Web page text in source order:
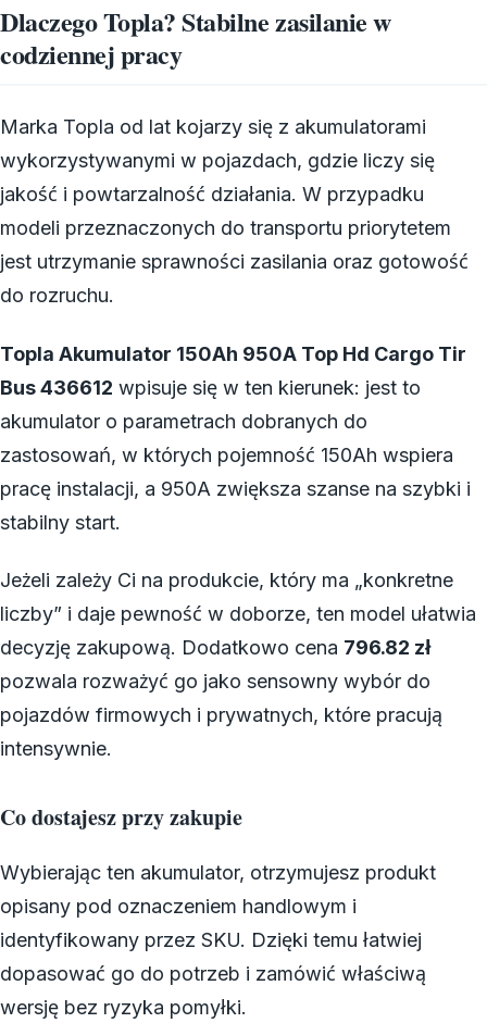
Dlaczego Topla? Stabilne zasilanie w
codziennej pracy
Marka Topla od lat kojarzy się z akumulatorami
wykorzystywanymi w pojazdach, gdzie liczy się
jakość i powtarzalność działania. W przypadku
modeli przeznaczonych do transportu priorytetem
jest utrzymanie sprawności zasilania oraz gotowość
do rozruchu.
Topla Akumulator 150Ah 950A Top Hd Cargo Tir
Bus 436612 wpisuje się w ten kierunek: jest to
akumulator o parametrach dobranych do
zastosowań, w których pojemność 150Ah wspiera
pracę instalacji, a 950A zwiększa szanse na szybki i
stabilny start.
Jeżeli zależy Ci na produkcie, który ma „konkretne
liczby” i daje pewność w doborze, ten model ułatwia
decyzję zakupową. Dodatkowo cena 796.82 zł
pozwala rozważyć go jako sensowny wybór do
pojazdów firmowych i prywatnych, które pracują
intensywnie.
Co dostajesz przy zakupie
Wybierając ten akumulator, otrzymujesz produkt
opisany pod oznaczeniem handlowym i
identyfikowany przez SKU. Dzięki temu łatwiej
dopasować go do potrzeb i zamówić właściwą
wersję bez ryzyka pomyłki.